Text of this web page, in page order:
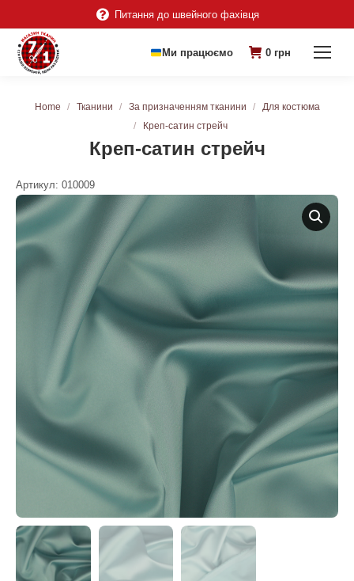
Питання до швейного фахівця
Ми працюємо 0 грн
Креп-сатин стрейч
You are here:
Home Тканини За призначенням тканини
Для костюма
Креп-сатин стрейч
Артикул: 010009